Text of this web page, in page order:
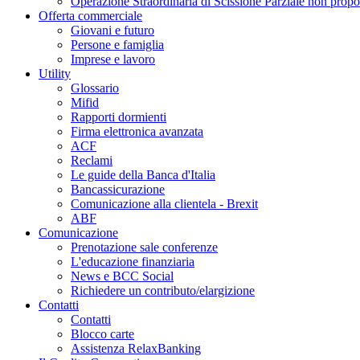
Offerta commerciale
Giovani e futuro
Persone e famiglia
Imprese e lavoro
Utility
Glossario
Mifid
Rapporti dormienti
Firma elettronica avanzata
ACF
Reclami
Le guide della Banca d'Italia
Bancassicurazione
Comunicazione alla clientela - Brexit
ABF
Comunicazione
Prenotazione sale conferenze
L'educazione finanziaria
News e BCC Social
Richiedere un contributo/elargizione
Contatti
Contatti
Blocco carte
Assistenza RelaxBanking